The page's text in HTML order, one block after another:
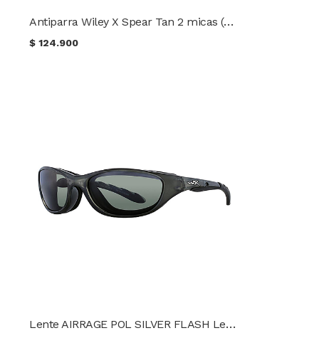
Antiparra Wiley X Spear Tan 2 micas (nuevo modelo)
$124.900
Lente AIRRAGE POL SILVER FLASH Lens - CRYSTAL METALLIC Frame Wiley X 697